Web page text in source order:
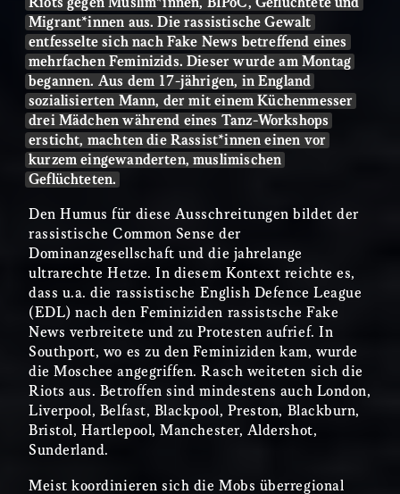
Migrant*innen aus. Die rassistische Gewalt
entfesselte sich nach Fake News betreffend eines
mehrfachen Feminizids. Dieser wurde am Montag
begannen. Aus dem 17-jährigen, in England
sozialisierten Mann, der mit einem Küchenmesser
drei Mädchen während eines Tanz-Workshops
ersticht, machten die Rassist*innen einen vor
kurzem eingewanderten, muslimischen
Geflüchteten.
Den Humus für diese Ausschreitungen bildet der
rassistische Common Sense der
Dominanzgesellschaft und die jahrelange
ultrarechte Hetze. In diesem Kontext reichte es,
dass u.a. die rassistische English Defence League
(EDL) nach den Feminiziden rassistsche Fake
News verbreitete und zu Protesten aufrief. In
Southport, wo es zu den Feminiziden kam, wurde
die Moschee angegriffen. Rasch weiteten sich die
Riots aus. Betroffen sind mindestens auch London,
Liverpool, Belfast, Blackpool, Preston, Blackburn,
Bristol, Hartlepool, Manchester, Aldershot,
Sunderland.
Meist koordinieren sich die Mobs überregional